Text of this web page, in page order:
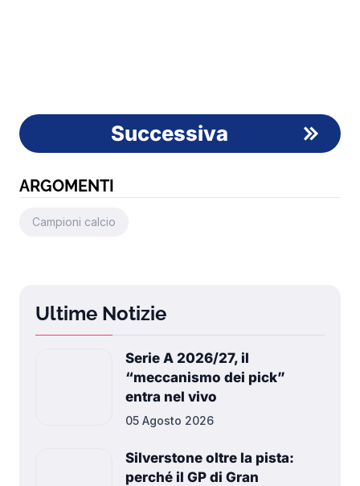
Successiva
ARGOMENTI
Campioni calcio
Ultime Notizie
Serie A 2026/27, il
“meccanismo dei pick”
entra nel vivo
05 Agosto 2026
Silverstone oltre la pista:
perché il GP di Gran